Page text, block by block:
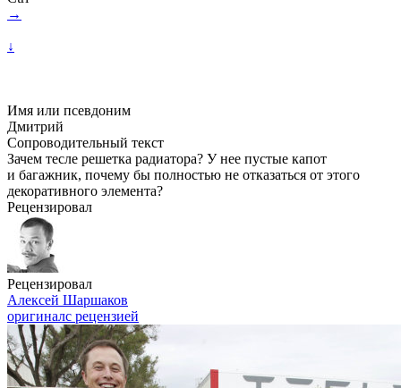
→
↓
Имя или псевдоним
Дмитрий
Сопроводительный текст
Зачем тесле решетка радиатора? У нее пустые капот
и багажник, почему бы полностью не отказаться от этого
декоративного элемента?
Рецензировал
Рецензировал
Алексей Шаршаков
оригиналс рецензией